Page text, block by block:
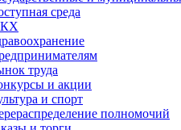
среда
труда
и акции
и спорт
полномочий